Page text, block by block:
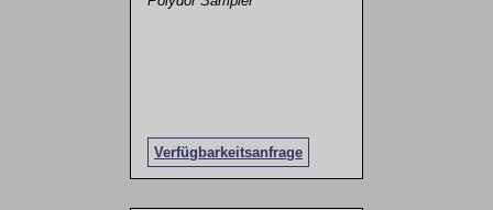
Verfügbarkeitsanfrage